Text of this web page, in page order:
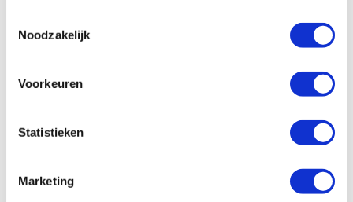
Noodzakelijk
Voorkeuren
Statistieken
Marketing
Hogeschool Van Hall Larenstein.
Daarnaast geven we tips hoe
Pavo je kan helpen om deze tips
makkelijker te implementeren
Natuurlijk, hoe meer tips je